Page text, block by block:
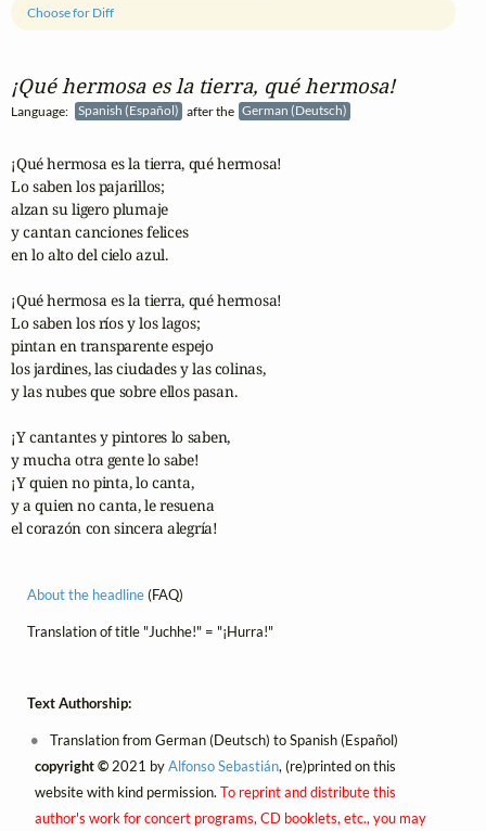
¡Qué hermosa es la tierra, qué hermosa!
Language: Spanish (Español) after the German (Deutsch)
Choose for Diff
¡Qué hermosa es la tierra, qué hermosa!
Lo saben los pajarillos;
alzan su ligero plumaje
y cantan canciones felices
en lo alto del cielo azul.
¡Qué hermosa es la tierra, qué hermosa!
Lo saben los ríos y los lagos;
pintan en transparente espejo
los jardines, las ciudades y las colinas,
y las nubes que sobre ellos pasan.
¡Y cantantes y pintores lo saben,
y mucha otra gente lo sabe!
¡Y quien no pinta, lo canta,
y a quien no canta, le resuena
el corazón con sincera alegría!
About the headline(FAQ)
Translation of title "Juchhe!" = "¡Hurra!"
Text Authorship:
Translation from German (Deutsch) to Spanish (Español)
copyright ©2021 byAlfonso Sebastián, (re)printed on this
website with kind permission. To reprint and distribute this
author's work for concert programs, CD booklets, etc., you may